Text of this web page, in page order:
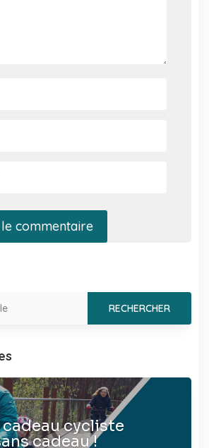
commentaire
cadeau cycliste
cadeau !